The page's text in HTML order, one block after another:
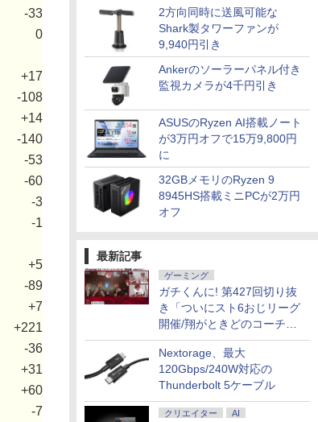
2方向同時に送風可能な
Shark製タワーファンが
9,940円引き
Ankerのソーラーパネル付き
監視カメラが4千円引き
ASUSのRyzen AI搭載ノート
が3万円オフで15万9,800円
に
32GBメモリのRyzen 9
8945HS搭載ミニPCが2万円
オフ
最新記事
ゲーミング
ガチくんに! 第427回切り抜
き「ついにスト6おじリーグ
開催/翔がときどのコーチ就
任など」
Nextorage、最大
120Gbps/240W対応の
Thunderbolt 5ケーブル
クリエイター AI
-33
0
+17
-108
+14
-140
-53
-60
-3
-1
+5
-89
+7
+221
-36
+31
+60
-7